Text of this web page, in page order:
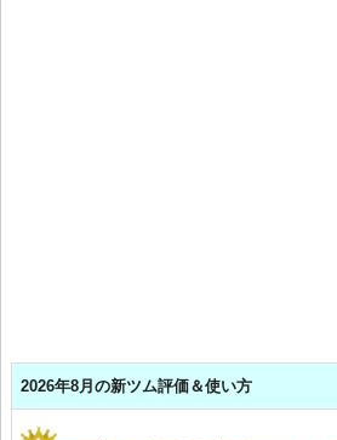
2026年8月の新ツム評価＆使い方